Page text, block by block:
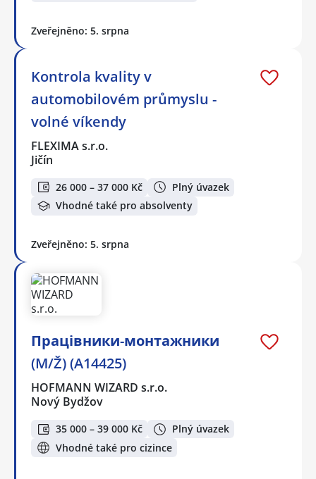
Zveřejněno: 5. srpna
Kontrola kvality v
automobilovém průmyslu -
volné víkendy
FLEXIMA s.r.o.
Jičín
26 000 – 37 000 Kč
Plný úvazek
Vhodné také pro absolventy
Zveřejněno: 5. srpna
Працівники-монтажники
(M/Ž) (A14425)
HOFMANN WIZARD s.r.o.
Nový Bydžov
35 000 – 39 000 Kč
Plný úvazek
Vhodné také pro cizince